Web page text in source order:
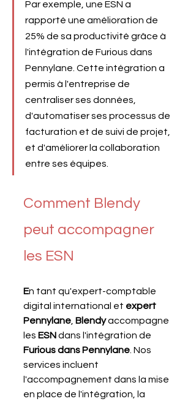
Par exemple, une ESN a
rapporté une amélioration de
25% de sa productivité grâce à
l'intégration de Furious dans
Pennylane. Cette intégration a
permis à l'entreprise de
centraliser ses données,
d'automatiser ses processus de
facturation et de suivi de projet,
et d'améliorer la collaboration
entre ses équipes.
Comment Blendy
peut accompagner
les ESN
En tant qu'expert-comptable
digital international et expert
Pennylane Blendy accompagne
les ESN dans l'intégration de
Furious dans Pennylane . Nos
services incluent
l'accompagnement dans la mise
en place de l'intégration, la